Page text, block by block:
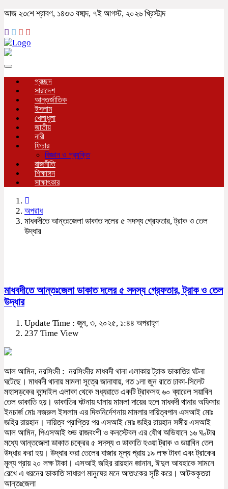
আজ ২৩শে শ্রাবণ, ১৪৩৩ বঙ্গাব্দ, ৭ই আগস্ট, ২০২৬ খ্রিস্টাব্দ
Toggle
navigationপ্রচ্ছদ
সারাদেশ
আন্তর্জাতিক
ইসলাম
খেলাধুলা
জাতীয়
নারী
ফিচার
বিজ্ঞান ও প্রযুক্তি
রাজনীতি
শিক্ষাঙ্গন
সাক্ষাৎকার
অপরাধ
মাধবদীতে আন্তঃজেলা ডাকাত দলের ৫ সদস্য গ্রেফতার, ট্রাক ও তেল
উদ্ধার
মাধবদীতে আন্তঃজেলা ডাকাত দলের ৫ সদস্য গ্রেফতার, ট্রাক ও তেল
উদ্ধার
Update Time : জুন, ৩, ২০২৫, ১:৪৪ অপরাহ্ণ
237 Time View
আল আমিন, নরসিংদী : নরসিংদীর মাধবদী থানা এলাকায় ট্রাক ডাকাতির ঘটনা
ঘটেছে। মাধবদী থানায় মামলা সূত্রে জানাযায়, গত ১লা জুন রাতে ঢাকা-সিলেট
মহাসড়কের কান্দাইল এলাকা থেকে মধ্যরাতে একটি ট্রাকসহ ৬০ ব্যারেল সয়াবিন
তেল ডাকাতি হয়। ডাকাতির ঘটনায় থানায় মামলা দায়ের হলে মাধবদী থানার অফিসার
ইনচার্জ মোঃ নজরুল ইসলাম এর দিকনির্দেশনায় মামলার দায়িত্বপান এসআই মোঃ
জহির রায়হান। দায়িত্ব প্রাপ্তির পর এসআই মোঃ জহির রায়হান সঙ্গীয় এসআই
আল আমিন, পিএসআই শুভ রাজবংশী ও কনস্টেবল এর যৌথ অভিযানে ১৬ ঘণ্টার
মধ্যে আন্তজেলা ডাকাত চক্রের ৫ সদস্য ও ডাকাতি হওয়া ট্রাক ও ডয়াবিন তেল
উদ্ধার করা হয়। উদ্ধার করা তেলের বাজার মূল্য প্রায় ১৯ লক্ষ টাকা এবং ট্রাকের
মূল্য প্রায় ২০ লক্ষ টাকা। এসআই জহির রায়হান জানান, ঈদুল আযহাকে সামনে
রেখে এ ধরনের ডাকাতি সাধারণ মানুষের মনে আতংকের সৃষ্টি করে। আটককৃতরা
আন্তঃজেলা